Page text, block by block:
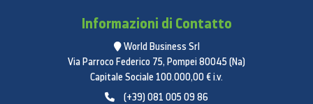
Informazioni di Contatto
World Business Srl
Via Parroco Federico 75, Pompei 80045 (Na)
Capitale Sociale 100.000,00 € i.v.
(+39) 081 005 09 86